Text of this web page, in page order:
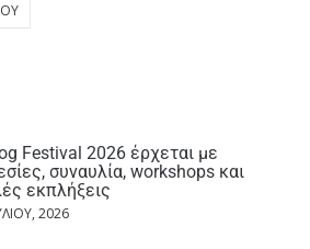
Festival 2026 έρχεται με
συναυλία, workshops και
εκπλήξεις
2026